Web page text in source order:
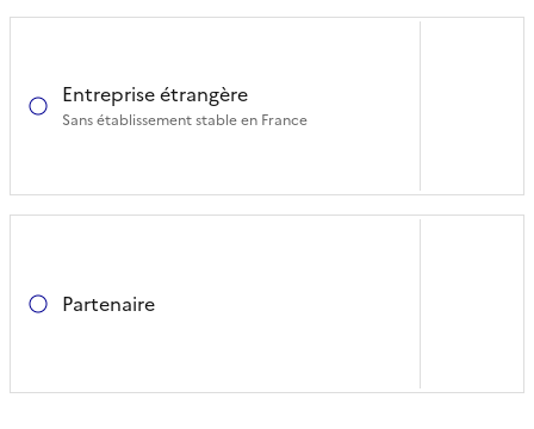
Entreprise étrangère
Sans établissement stable en France
Partenaire